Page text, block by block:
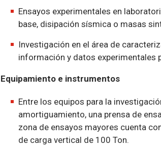
Ensayos experimentales en
base, disipación sísmica o masas
Investigación en el área de
información y datos experimentales
Equipamiento e instrumentos
Entre los equipos para la
amortiguamiento, una prensa de
zona de ensayos mayores cuenta
de carga vertical de 100 Ton.